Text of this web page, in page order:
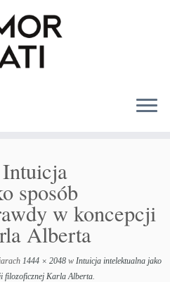
sposób
w koncepcji
Alberta
1444 × 2048 w Intuicja intelektualna jako
filozoficznej Karla Alberta.